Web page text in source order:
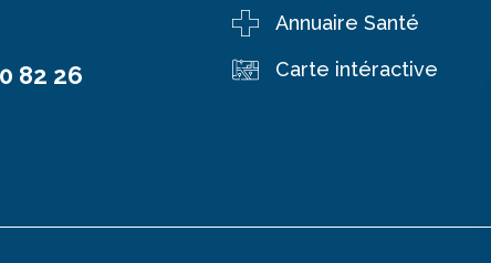
82 26
Annuaire Santé
Carte intéractive